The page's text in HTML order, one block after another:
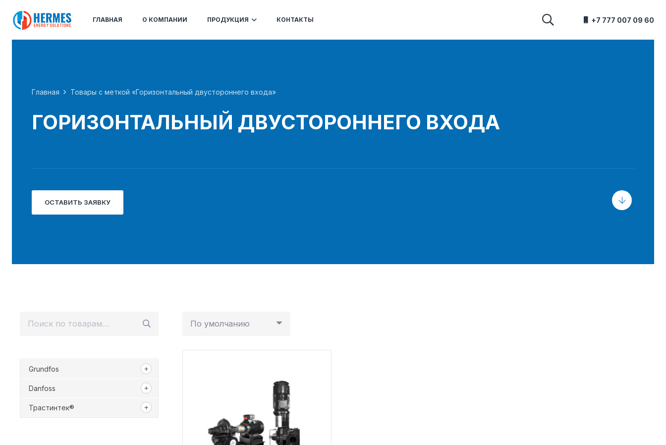
ГЛАВНАЯ О КОМПАНИИ ПРОДУКЦИЯ КОНТАКТЫ +7 777 007 09 60
Главная Товары с меткой «Горизонтальный двустороннего входа»
ГОРИЗОНТАЛЬНЫЙ ДВУСТОРОННЕГО ВХОДА
ОСТАВИТЬ ЗАЯВКУ
Grundfos
Danfoss
Трастинтек®